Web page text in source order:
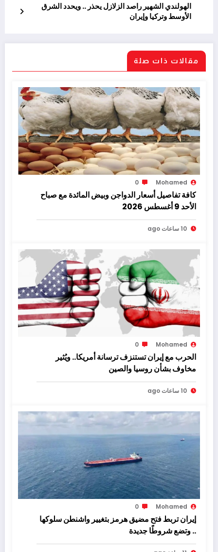
الهولندي الشهير راصد الزلازل يحذر .. ويحدد الشرق
الأوسط وتركيا وإيران
مقالات ذات صلة
Mohamed
0
كافة تفاصيل أسعار الدواجن وبيض المائدة مع صباح
الأحد 9 أغسطس 2026
10 ساعات ago
Mohamed
0
الحرب مع إيران تستنزف ترسانة أمريكا.. ويُثير
مخاوف بشأن روسيا والصين
10 ساعات ago
Mohamed
0
إيران تربط فتح مضيق هرمز بتغيير واشنطن سلوكها
.. وتضع شروطًا جديدة